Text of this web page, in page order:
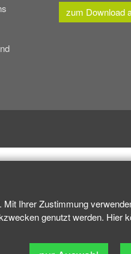
zum Download
Ihrer Zustimmung
genutzt werden. Hier